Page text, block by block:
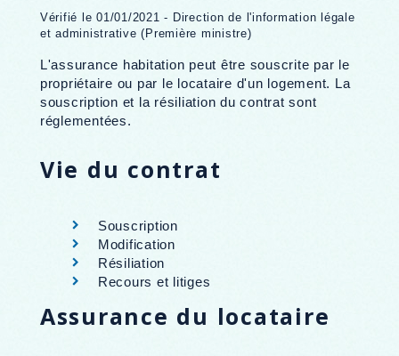
Vérifié le 01/01/2021 - Direction de l'information légale
et administrative (Première ministre)
L'assurance habitation peut être souscrite par le
propriétaire ou par le locataire d'un logement. La
souscription et la résiliation du contrat sont
réglementées.
Vie du contrat
Souscription
Modification
Résiliation
Recours et litiges
Assurance du locataire